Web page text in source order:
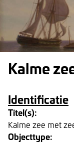
Kalme
Identificatie
Titel(s):
Kalme zee met
Objecttype: